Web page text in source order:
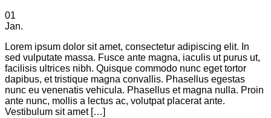
01
Jan.
Lorem ipsum dolor sit amet, consectetur adipiscing elit. In
sed vulputate massa. Fusce ante magna, iaculis ut purus ut,
facilisis ultrices nibh. Quisque commodo nunc eget tortor
dapibus, et tristique magna convallis. Phasellus egestas
nunc eu venenatis vehicula. Phasellus et magna nulla. Proin
ante nunc, mollis a lectus ac, volutpat placerat ante.
Vestibulum sit amet […]